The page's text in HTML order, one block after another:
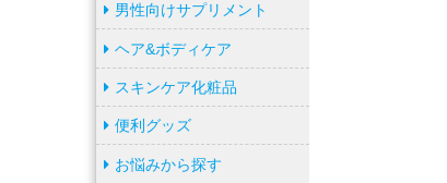
男性向けサプリメント
ヘア&ボディケア
スキンケア化粧品
便利グッズ
お悩みから探す